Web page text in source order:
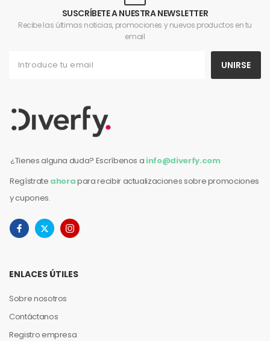
SUSCRÍBETE A NUESTRA NEWSLETTER
Recibe las últimas noticias, promociones y nuevos productos en tu
email
UNIRSE
¿Tienes alguna duda? Escríbenos a info@diverfy.com
Regístrate ahorapara recibir actualizaciones sobre promociones
y cupones.
ENLACES ÚTILES
Sobre nosotros
Contáctanos
Registro empresa